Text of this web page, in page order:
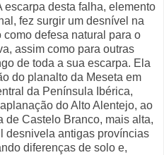
escarpa desta falha, elemento
fez surgir um desnível na
defesa natural para o
assim como para outras
de toda a sua escarpa. Ela
do planalto da Meseta em
da Península Ibérica,
do Alto Alentejo, ao
de Castelo Branco, mais alta,
desnivela antigas províncias
diferenças de solo e,